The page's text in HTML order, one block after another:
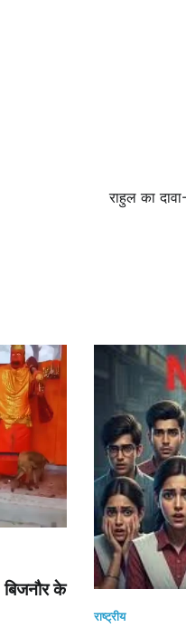
राहुल का
बिजनौर के
राष्ट्रीय